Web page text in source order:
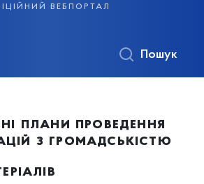
вебпортал
Пошук
плани проведення
з громадськістю